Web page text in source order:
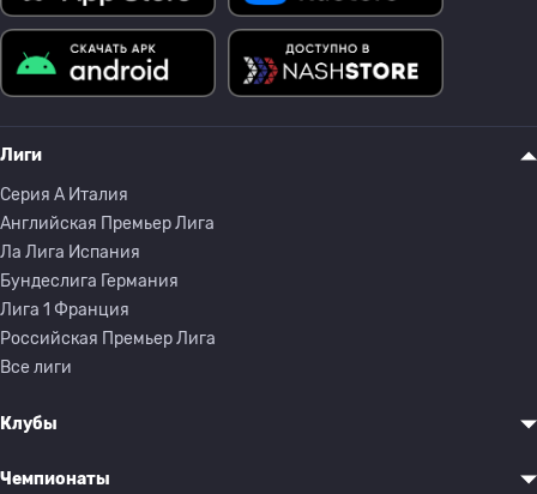
Лиги
Серия A Италия
Английская Премьер Лига
Ла Лига Испания
Бундеслига Германия
Лига 1 Франция
Российская Премьер Лига
Все лиги
Клубы
Чемпионаты